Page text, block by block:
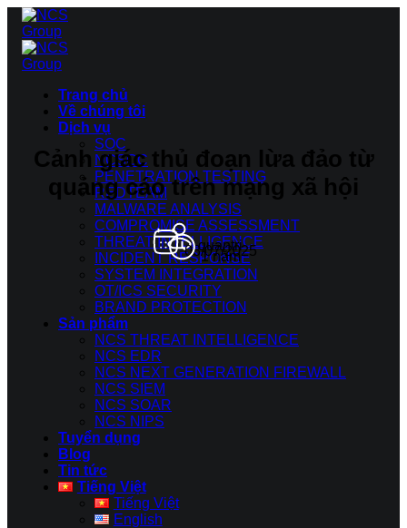
Bỏ
qua
nội
dung
Trang chủ
Về chúng tôi
Dịch vụ
SOC
NCSOC
PENETRATION TESTING
REDTEAM
MALWARE ANALYSIS
COMPROMISE ASSESSMENT
THREAT INTELLIGENCE
INCIDENT RESPONSE
SYSTEM INTEGRATION
OT/ICS SECURITY
BRAND PROTECTION
Sản phẩm
NCS THREAT INTELLIGENCE
NCS EDR
NCS NEXT GENERATION FIREWALL
NCS SIEM
NCS SOAR
NCS NIPS
Tuyển dụng
Blog
Tin tức
Tiếng Việt
Tiếng Việt
English
Cảnh giác thủ đoạn lừa đảo từ
quảng cáo trên mạng xã hội
quantri
08/07/2025
1 năm